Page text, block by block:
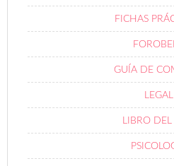
FICHAS
GUÍA DE
LEGAL
LIBRO DEL